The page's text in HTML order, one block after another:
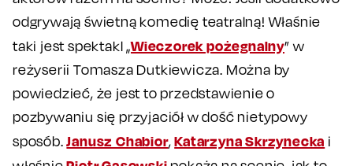
odgrywają świetną komedię teatralną! Właśnie
taki jest spektakl „Wieczorek pożegnalny” w
reżyserii Tomasza Dutkiewicza. Można by
powiedzieć, że jest to przedstawienie o
pozbywaniu się przyjaciół w dość nietypowy
sposób.Janusz Chabior,Katarzyna Skrzynecka i